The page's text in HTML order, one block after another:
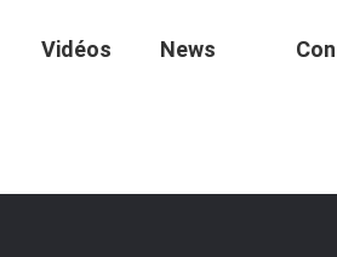
Vidéos News